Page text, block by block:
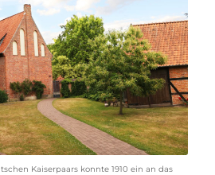
Kaiserpaars konnte 1910 ein an das